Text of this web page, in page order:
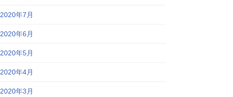
2020年7月
2020年6月
2020年5月
2020年4月
2020年3月